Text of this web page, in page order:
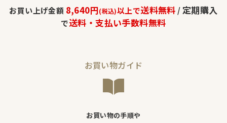
お買い上げ金額 8,640円(税込)以上で送料無料 /定期購入
で送料・支払い手数料無料
お買い物ガイド
お買い物の手順や